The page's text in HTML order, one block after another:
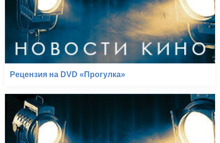
Рецензия на DVD «Прогулка»